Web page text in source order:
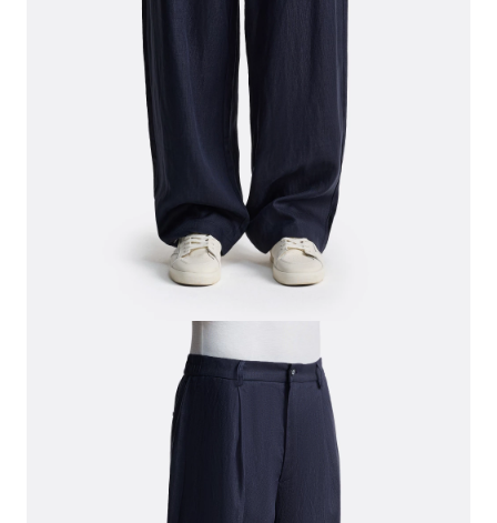
СВИТЕРА И КАРДИГАНЫ
СМОТРЕТЬ ВСЕ